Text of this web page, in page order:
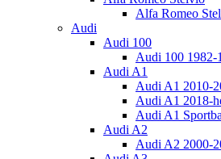
Alfa Romeo
Audi
Audi 100
Audi 100 1982-
Audi A1
Audi A1 2010-
Audi A1 2018-
Audi A1
Audi A2
Audi A2 2000-